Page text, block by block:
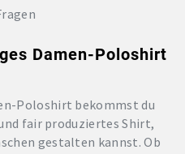
Damen-Poloshirt
Poloshirt bekommst du
fair produziertes Shirt,
gestalten kannst. Ob